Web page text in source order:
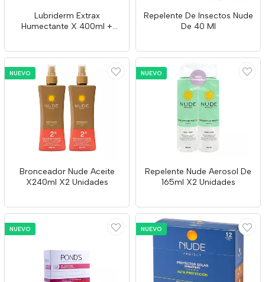
Lubriderm Extrax
Humectante X 400ml +
Repelente De Insectos Nude
De 40 Ml
NUEVO
Bronceador Nude Aceite
X240ml X2 Unidades
NUEVO
Repelente Nude Aerosol De
165ml X2 Unidades
NUEVO NUEVO